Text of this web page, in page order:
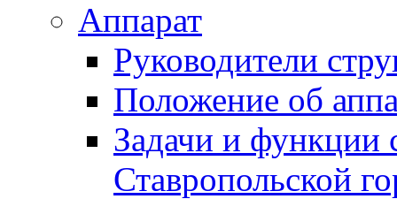
Аппарат
Руководители
Положение об
Задачи и функции
Ставропольской